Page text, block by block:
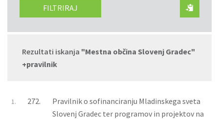
FILTRIRAJ
Rezultati iskanja "Mestna občina Slovenj Gradec"
+pravilnik
1. 272.
Pravilnik o sofinanciranju Mladinskega sveta
Slovenj Gradec ter programov in projektov na